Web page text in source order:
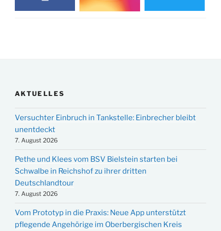
AKTUELLES
Versuchter Einbruch in Tankstelle: Einbrecher bleibt
unentdeckt
7. August 2026
Pethe und Klees vom BSV Bielstein starten bei
Schwalbe in Reichshof zu ihrer dritten
Deutschlandtour
7. August 2026
Vom Prototyp in die Praxis: Neue App unterstützt
pflegende Angehörige im Oberbergischen Kreis